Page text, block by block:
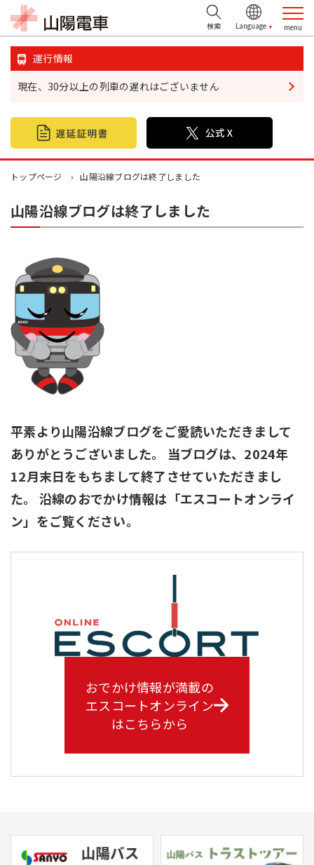
運行情報
現在、30分以上の列車の遅れはございません
トップページ 山陽沿線ブログは終了しました
山陽沿線ブログは終了しました
平素より山陽沿線ブログをご愛読いただきまして
ありがとうございました。
当ブログは、2024年
12月末日をもちまして終了させていただきまし
た。
沿線のおでかけ情報は「エスコートオンライ
ン」をご覧ください。
おでかけ情報が満載の
エスコートオンライン
はこちらから
検索
おでかけ情報
不動産情報
企業・IR情報
お問い合わせ
お忘れ物について
採用情報
サイトマップ リンク集